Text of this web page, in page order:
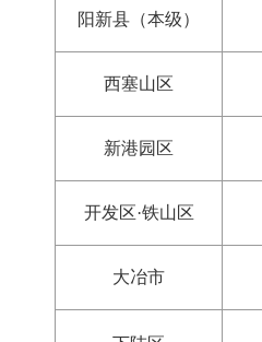
阳新县（本级）
西塞山区
新港园区
开发区·铁山区
大冶市